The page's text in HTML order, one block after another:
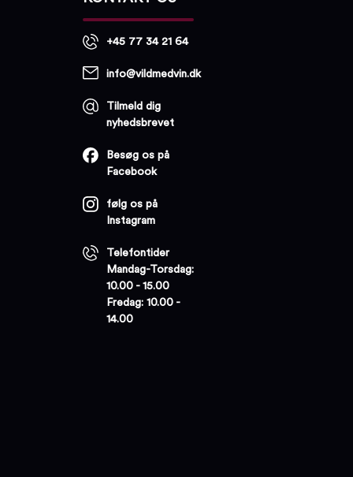
+45 77 34 21 64
info@vildmedvin.dk
Tilmeld dig
nyhedsbrevet
Besøg os på
Facebook
følg os på
Instagram
Telefontider
Mandag-Torsdag:
10.00 - 15.00
Fredag: 10.00 -
14.00